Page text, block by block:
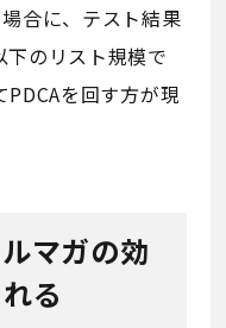
合に、テスト結果
のリスト規模で
を回す方が現
マガの効
る